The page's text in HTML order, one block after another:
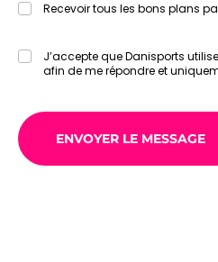
Recevoir tous les bons plans
J’accepte que Danisports
afin de me répondre et